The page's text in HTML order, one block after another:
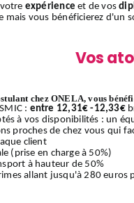
expérience et de vos
vous bénéficierez d'un
Vos
chez ONELA, vous
: entre 12,31€ -12,33€
à vos disponibilités : un
proches de chez vous qui
client
(prise en charge à 50%)
à hauteur de 50%
allant jusqu'à 280 euros